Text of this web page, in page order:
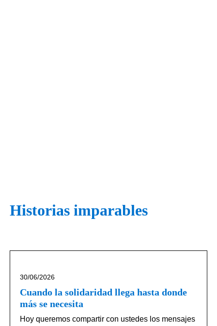
Historias imparables
30/06/2026
Cuando la solidaridad llega hasta donde
más se necesita
Hoy queremos compartir con ustedes los mensajes